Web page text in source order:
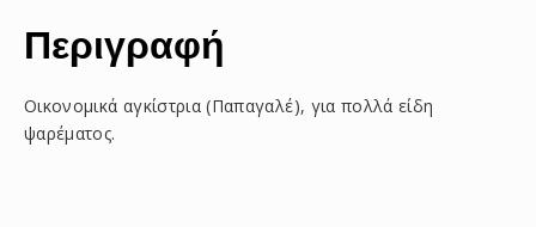
Περιγραφή
Οικονομικά αγκίστρια (Παπαγαλέ), για πολλά είδη
ψαρέματος.